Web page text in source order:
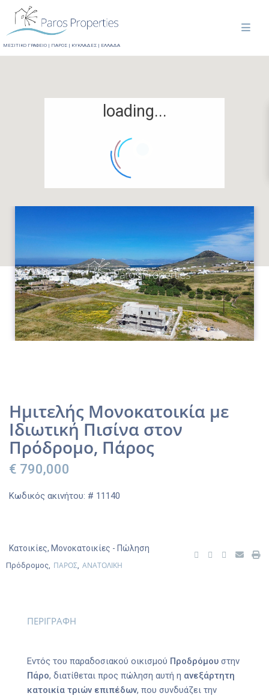
ΜΕΣΙΤΙΚΟ ΓΡΑΦΕΙΟ | ΠΑΡΟΣ | ΚΥΚΛΑΔΕΣ | ΕΛΛΑΔΑ
loading...
Ημιτελής Μονοκατοικία με
Ιδιωτική Πισίνα στον
Πρόδρομο, Πάρος
€ 790,000
Κωδικός ακινήτου: # 11140
Κατοικίες, Μονοκατοικίες - Πώληση
Πρόδρομος, ΠΑΡΟΣ, ΑΝΑΤΟΛΙΚΗ
ΠΕΡΙΓΡΑΦΗ
Εντός του παραδοσιακού οικισμού Προδρόμου στην
Πάρο, διατίθεται προς πώληση αυτή η ανεξάρτητη
κατοικία τριών επιπέδων, που συνδυάζει την